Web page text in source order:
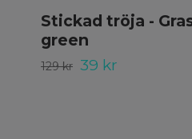
Stickad tröja -
green
129 kr 39 kr